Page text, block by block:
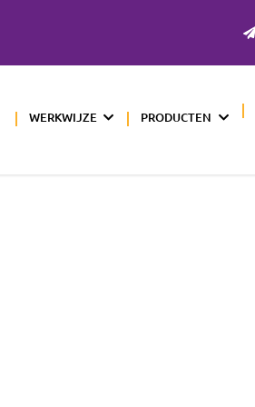
WERKWIJZE PRODUCTEN